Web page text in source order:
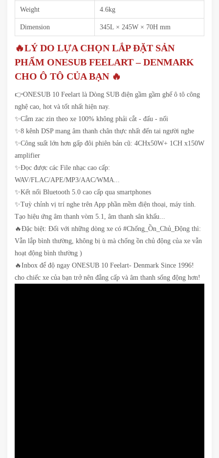
Weight 4.6kg
Dimension 345L × 245W × 70H mm
🔥LÝ DO LỰA CHỌN LẮP ĐẶT SẢN
PHẨM ONESUB FEELART – DENMARK
CHO Ô TÔ CỦA BẠN 🔥
👉ONESUB 10 Feelart là Dòng SUB điện gầm gầm ghế ô tô công
nghệ cao, hot và tốt nhất hiện nay.
✨Cắm zac zin theo xe 100% không phải cắt - đấu - nối
✨8 kênh DSP mang âm thanh chân thực nhất đến tai người nghe
✨Công suất lớn hơn gấp đôi phiên bản cũ: 4CHx50W+ 1CH x150W
amplifier
✨Đọc được các File nhạc cao cấp:
WAV/FLAC/APE/MP3/AAC/WMA...
✨Kết nối Bluetooth 5.0 cao cấp qua smartphones
✨Tuỳ chỉnh vị trí nghe trên App phần mềm điện thoại, máy tính.
Tạo hiệu ứng âm thanh vòm 5.1, âm thanh sân khấu...
🔥Đặc biệt: Đối với những dòng xe có #Chống_Ồn_Chủ_Động thì:
Vẫn lắp bình thường, không bị ù mà chống ồn chủ động của xe vẫn
hoạt động bình thường )
🔥Inbox để độ ngay ONESUB 10 Feelart- Denmark Since 1996!
cho chiếc xe của bạn trở nên đẳng cấp và âm thanh sống động hơn!